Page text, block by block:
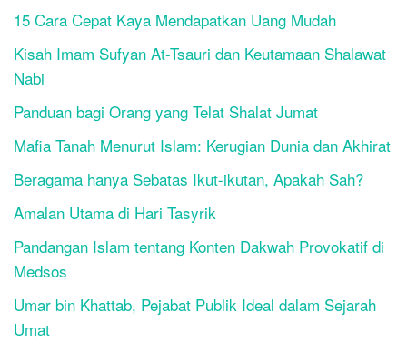
15 Cara Cepat Kaya Mendapatkan Uang Mudah
Kisah Imam Sufyan At-Tsauri dan Keutamaan Shalawat
Nabi
Panduan bagi Orang yang Telat Shalat Jumat
Mafia Tanah Menurut Islam: Kerugian Dunia dan Akhirat
Beragama hanya Sebatas Ikut-ikutan, Apakah Sah?
Amalan Utama di Hari Tasyrik
Pandangan Islam tentang Konten Dakwah Provokatif di
Medsos
Umar bin Khattab, Pejabat Publik Ideal dalam Sejarah
Umat